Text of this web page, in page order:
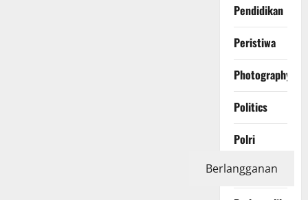
Pendidikan
Peristiwa
Photography
Politics
Polri
Pontianak
Berlangganan